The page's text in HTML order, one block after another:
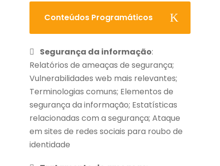
Conteúdos Programáticos
Segurança da informação:
Relatórios de ameaças de segurança;
Vulnerabilidades web mais relevantes;
Terminologias comuns; Elementos de
segurança da informação; Estatísticas
relacionadas com a segurança; Ataque
em sites de redes sociais para roubo de
identidade